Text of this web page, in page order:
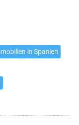
in Spanien